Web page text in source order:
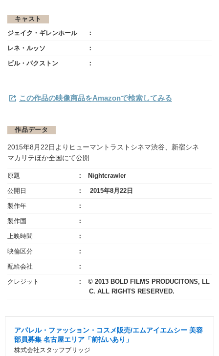
キャスト
ジェイク・ギレンホール
レネ・ルッソ
ビル・パクストン
この作品の映像商品をAmazonで検索してみる
作品データ
2015年8月22日よりヒューマントラストシネマ渋谷、新宿シネ
マカリテほか全国にて公開
原題 Nightcrawler
公開日 2015年8月22日
製作年
製作国
上映時間
映倫区分
配給会社
クレジット
© 2013 BOLD FILMS PRODUCITONS, LL
C. ALL RIGHTS RESERVED.
アパレル・ファッション・コスメ販売/エムアイエムシー 美容
部員募集 名古屋エリア「前払いあり」
株式会社スタッフブリッジ